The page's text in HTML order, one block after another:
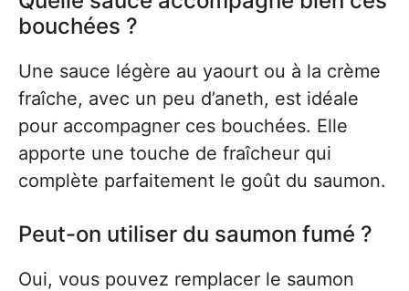
bouchées ?
Une sauce légère au yaourt ou à la crème
fraîche, avec un peu d’aneth, est idéale
pour accompagner ces bouchées. Elle
apporte une touche de fraîcheur qui
complète parfaitement le goût du saumon.
Peut-on utiliser du saumon fumé ?
Oui, vous pouvez remplacer le saumon